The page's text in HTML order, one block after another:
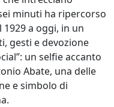
minuti ha ripercorso
a oggi, in un
gesti e devozione
un selfie accanto
Abate, una delle
e simbolo di